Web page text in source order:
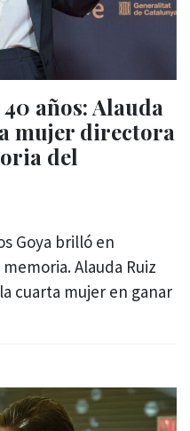
años: Alauda
mujer directora
del
Goya brilló en
Alauda Ruiz
cuarta mujer en ganar